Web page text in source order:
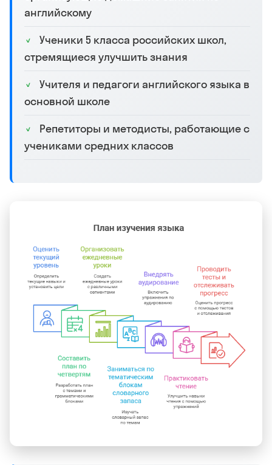
английскому
Ученики 5 класса российских школ,
стремящиеся улучшить знания
Учителя и педагоги английского языка в
основной школе
Репетиторы и методисты, работающие с
учениками средних классов